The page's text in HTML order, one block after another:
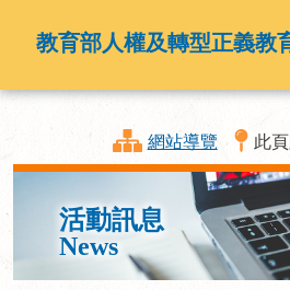
教育部人權及轉型正義教
網站導覽 此頁
活動訊息
News